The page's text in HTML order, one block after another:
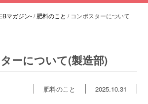
マガジン-/肥料のこと / コンポスターについて
ーについて(製造部)
肥料のこと 2025.10.31